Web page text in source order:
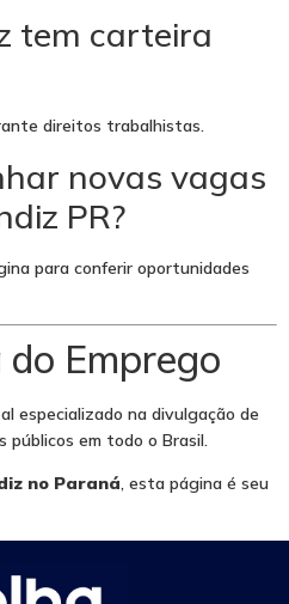
tem carteira
direitos trabalhistas.
novas vagas
PR?
para conferir oportunidades
do Emprego
especializado na divulgação de
públicos em todo o Brasil.
no Paraná, esta página é seu